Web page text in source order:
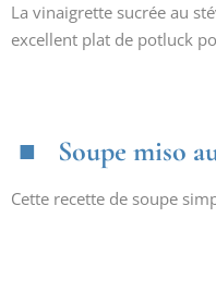
La vinaigrette sucrée au
excellent plat de potluck
Soupe miso
Cette recette de soupe